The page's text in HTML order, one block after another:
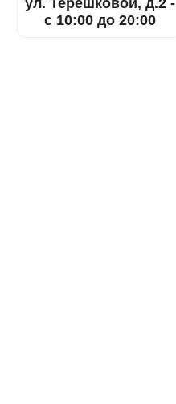
ул. Терешковой, д.2 -
с 10:00 до 20:00